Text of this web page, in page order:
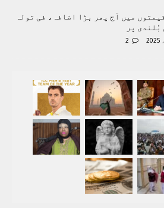
میں آج پھر بڑا اضافہ، فی تولہ
بُلندی پر
2